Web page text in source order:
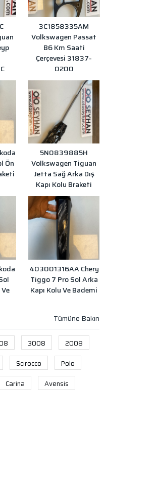
3C1858335AM
Volkswagen Passat
B6 Km Saati
Çerçevesi 31837-
0200
Ön
5N0839885H
Volkswagen Tiguan
Jetta Sağ Arka Dış
Kapı Kolu Braketi
403001316AA Chery
Tiggo 7 Pro Sol Arka
Kapı Kolu Ve Bademi
3008
2008
Scirocco
Polo
Carina Avensis